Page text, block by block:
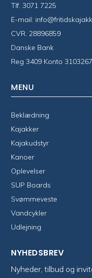
Tlf.3071 7225
E-mail:
CVR. 28896859
Danske Bank
Reg 3409 Konto
MENU
Beklædning
Kajakker
Kajakudstyr
Kanoer
Oplevelser
SUP Boards
Svømmeveste
Vandcykler
Udlejning
NYHEDSBREV
Nyheder, tilbud og